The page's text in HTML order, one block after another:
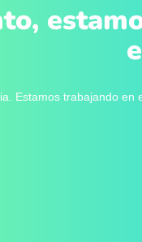
Estamos trabajando en